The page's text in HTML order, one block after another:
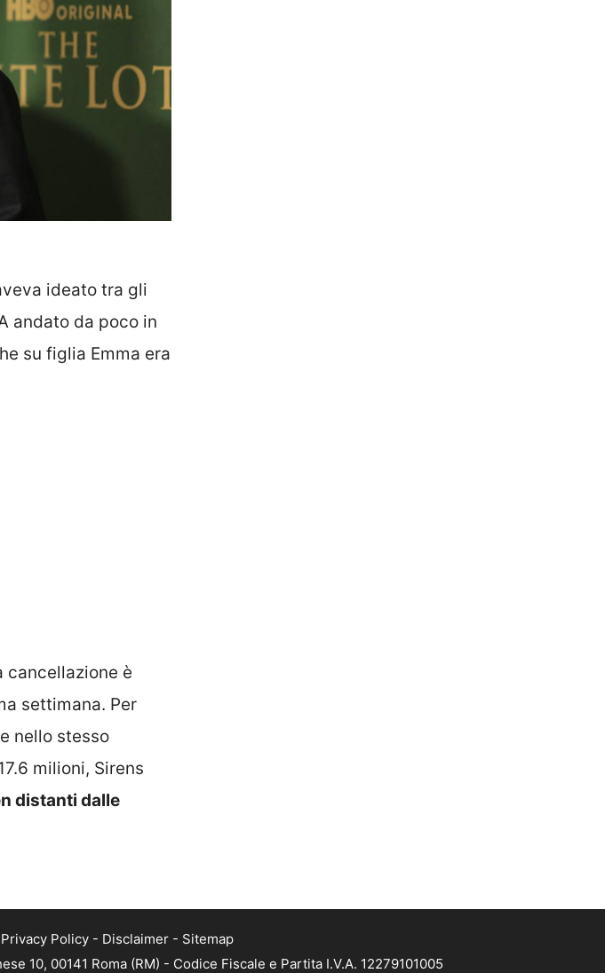
ideato tra gli
andato da poco in
su figlia Emma era
cancellazione è
settimana. Per
nello stesso
milioni, Sirens
distanti dalle
Privacy Policy - Disclaimer - Sitemap
10, 00141 Roma (RM) - Codice Fiscale e Partita I.V.A. 12279101005